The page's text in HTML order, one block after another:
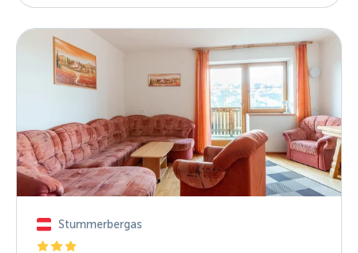
Stummerbergas